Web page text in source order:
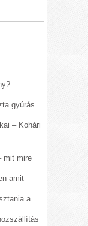
gyúrás
– Kohári
mit mire
amit
a